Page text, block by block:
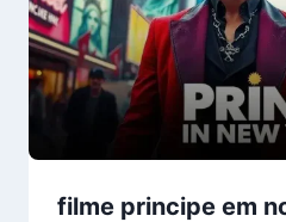
filme principe em